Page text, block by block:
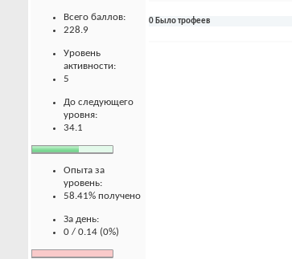
Всего баллов:
228.9
Уровень
активности:
5
До следующего
уровня:
34.1
Опыта за
уровень:
58.41% получено
За день:
0 / 0.14 (0%)
0 Было трофеев